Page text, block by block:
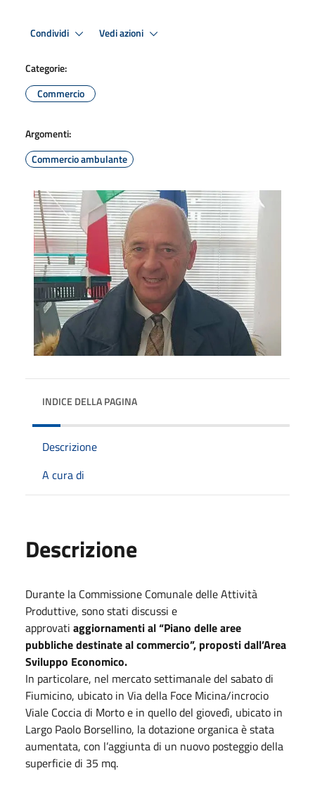
Condividi Vedi azioni
Categorie:
Commercio
Argomenti:
Commercio ambulante
INDICE DELLA PAGINA
Descrizione
A cura di
Descrizione
Durante la Commissione Comunale delle Attività
Produttive, sono stati discussi e
approvati aggiornamenti al “Piano delle aree
pubbliche destinate al commercio”, proposti dall’Area
Sviluppo Economico.
In particolare, nel mercato settimanale del sabato di
Fiumicino, ubicato in Via della Foce Micina/incrocio
Viale Coccia di Morto e in quello del giovedì, ubicato in
Largo Paolo Borsellino, la dotazione organica è stata
aumentata, con l’aggiunta di un nuovo posteggio della
superficie di 35 mq.